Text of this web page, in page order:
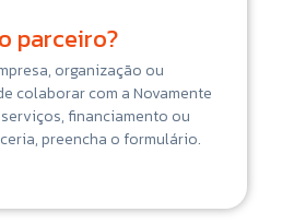
parceiro?
organização ou
colaborar com a Novamente
financiamento ou
preencha o formulário.